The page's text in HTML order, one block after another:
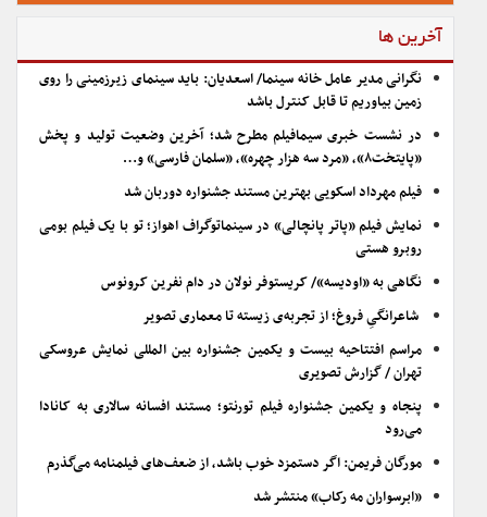
آخرین ها
نگرانی مدیر عامل خانه سینما/ اسعدیان: باید سینمای زیرزمینی را روی
زمین بیاوریم تا قابل کنترل باشد
در نشست خبری سیمافیلم مطرح شد؛ آخرین وضعیت تولید و پخش
«پایتخت۸»، «مرد سه هزار چهره»، «سلمان فارسی» و…
فیلم مهرداد اسکویی بهترین مستند جشنواره دوربان شد
نمایش فیلم «پاتر پانچالی» در سینماتوگراف اهواز؛ تو با یک فیلم بومی
روبرو هستی
نگاهی به «اودیسه»/ کریستوفر نولان در دام نفرین کرونوس
شاعرانگیِ فروغ؛ از تجربه‌ی زیسته تا معماری تصویر
مراسم افتتاحیه بیست و یکمین جشنواره بین المللی نمایش عروسکی
تهران / گزارش تصویری
پنجاه و یکمین جشنواره فیلم تورنتو؛ مستند افسانه سالاری به کانادا
می‌رود
مورگان فریمن: اگر دستمزد خوب باشد، از ضعف‌های فیلمنامه می‌گذرم
«ابرسواران مه رکاب» منتشر شد